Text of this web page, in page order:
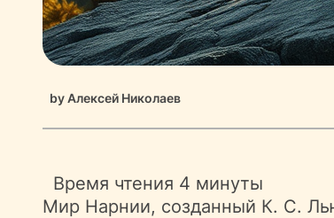
byАлексей Николаев
Время чтения 4 минуты
Мир Нарнии, созданный К. С.